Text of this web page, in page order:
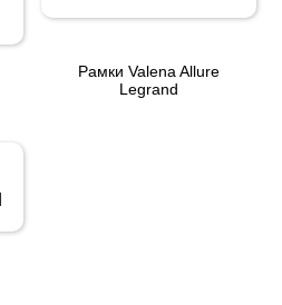
Рамки Valena Allure
Legrand